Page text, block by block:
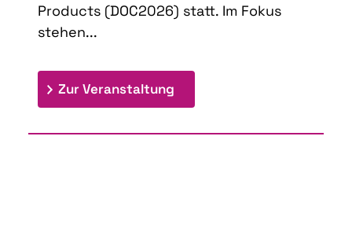
Products (DOC2026) statt. Im Fokus
stehen...
Zur Veranstaltung